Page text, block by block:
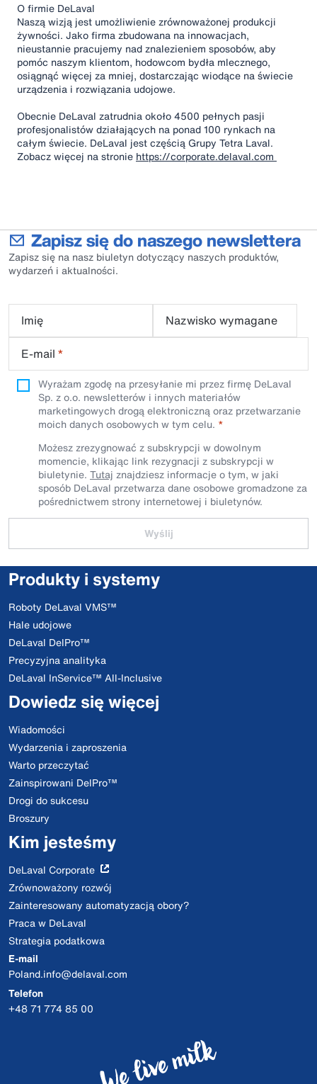
O firmie DeLaval
Naszą wizją jest umożliwienie zrównoważonej produkcji
żywności. Jako firma zbudowana na innowacjach,
nieustannie pracujemy nad znalezieniem sposobów, aby
pomóc naszym klientom, hodowcom bydła mlecznego,
osiągnąć więcej za mniej, dostarczając wiodące na świecie
urządzenia i rozwiązania udojowe.
Obecnie DeLaval zatrudnia około 4500 pełnych pasji
profesjonalistów działających na ponad 100 rynkach na
całym świecie. DeLaval jest częścią Grupy Tetra Laval.
Zobacz więcej na stronie https://corporate.delaval.com
Zapisz się do naszego newslettera
Zapisz się na nasz biuletyn dotyczący naszych produktów,
wydarzeń i aktualności.
Imię
Nazwisko wymagane
E-mail *
Wyrażam zgodę na przesyłanie mi przez firmę DeLaval
Sp. z o.o. newsletterów i innych materiałów
marketingowych drogą elektroniczną oraz przetwarzanie
moich danych osobowych w tym celu.
Możesz zrezygnować z subskrypcji w dowolnym
momencie, klikając link rezygnacji z subskrypcji w
biuletynie. Tutaj znajdziesz informacje o tym, w jaki
sposób DeLaval przetwarza dane osobowe gromadzone za
pośrednictwem strony internetowej i biuletynów.
Wyślij
Produkty i systemy
Roboty DeLaval VMS™
Hale udojowe
DeLaval DelPro™
Precyzyjna analityka
DeLaval InService™ All-Inclusive
Dowiedz się więcej
Wiadomości
Wydarzenia i zaproszenia
Warto przeczytać
Zainspirowani DelPro™
Drogi do sukcesu
Broszury
Kim jesteśmy
DeLaval Corporate
Zrównoważony rozwój
Zainteresowany automatyzacją obory?
Praca w DeLaval
Strategia podatkowa
E-mail
Poland.info@delaval.com
Telefon
+48 71 774 85 00